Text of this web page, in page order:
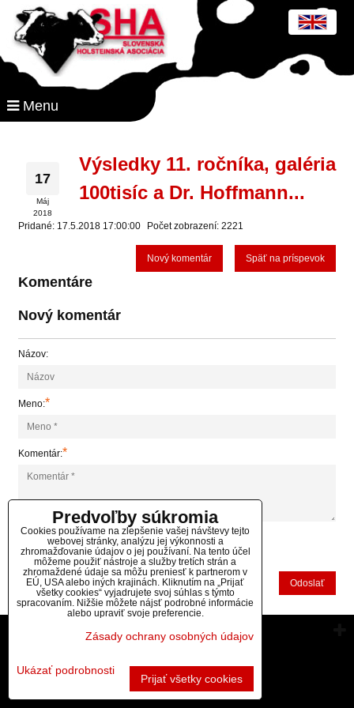
Menu
17
Máj
2018
Výsledky 11. ročníka, galéria
100tisíc a Dr. Hoffmann...
Pridané: 17.5.2018 17:00:00 Počet zobrazení: 2221
Späť na príspevok
Nový komentár
Komentáre
Nový komentár
Názov:
Meno:*
Komentár:*
*(Povinné)
Odoslať
Vytvorené pomocou: BiznisWeb.sk
Predvoľby súkromia
Cookies používame na zlepšenie vašej návštevy tejto
webovej stránky, analýzu jej výkonnosti a
zhromažďovanie údajov o jej používaní. Na tento účel
môžeme použiť nástroje a služby tretích strán a
zhromaždené údaje sa môžu preniesť k partnerom v
EÚ, USA alebo iných krajinách. Kliknutím na „Prijať
všetky cookies“ vyjadrujete svoj súhlas s týmto
spracovaním. Nižšie môžete nájsť podrobné informácie
alebo upraviť svoje preferencie.
Zásady ochrany osobných údajov
Ukázať podrobnosti
Prijať všetky cookies